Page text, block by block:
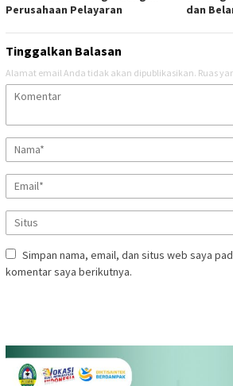
Perusahaan Pelayaran
dan
Tinggalkan Balasan
Alamat email Anda tidak akan dipublikasikan. Ruas
Simpan nama, email, dan situs web saya
komentar saya berikutnya.